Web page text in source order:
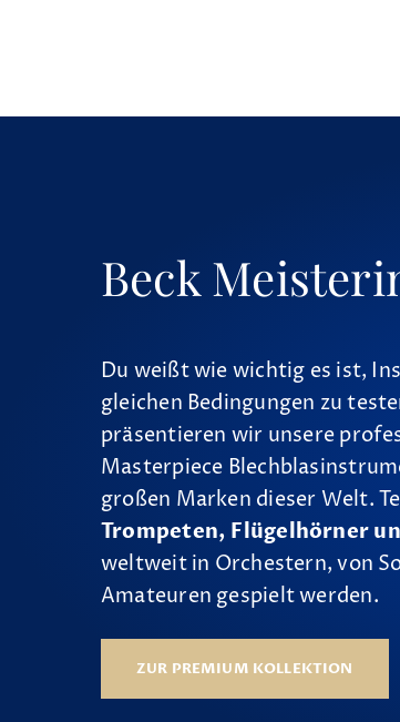
Beck
Du weißt wie wichtig es ist,
gleichen Bedingungen zu
präsentieren wir unsere
Masterpiece
großen Marken dieser Welt.
Trompeten, Flügelhörner
weltweit in Orchestern, von
Amateuren gespielt werden.
ZUR PREMIUM KOLLEKTION